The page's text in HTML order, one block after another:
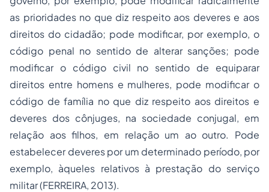
as prioridades no que diz respeito aos deveres e aos
direitos do cidadão; pode modificar, por exemplo, o
código penal no sentido de alterar sanções; pode
modificar o código civil no sentido de equiparar
direitos entre homens e mulheres, pode modificar o
código de família no que diz respeito aos direitos e
deveres dos cônjuges, na sociedade conjugal, em
relação aos filhos, em relação um ao outro. Pode
estabelecer deveres por um determinado período, por
exemplo, àqueles relativos à prestação do serviço
militar (FERREIRA, 2013).